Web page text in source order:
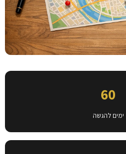
60
ימים להגשה